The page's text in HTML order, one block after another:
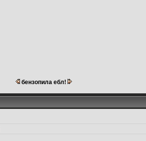
бензопила ебл!